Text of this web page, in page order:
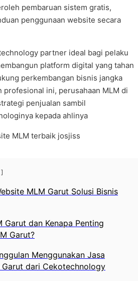
pembaruan sistem gratis,
penggunaan website secara
partner ideal bagi pelaku
platform digital yang tahan
perkembangan bisnis jangka
profesional ini, perusahaan MLM di
penjualan sambil
kepada ahlinya
MLM Garut Solusi Bisnis
Garut dan Kenapa Penting
Garut?
Menggunakan Jasa
Garut dari Cekotechnology